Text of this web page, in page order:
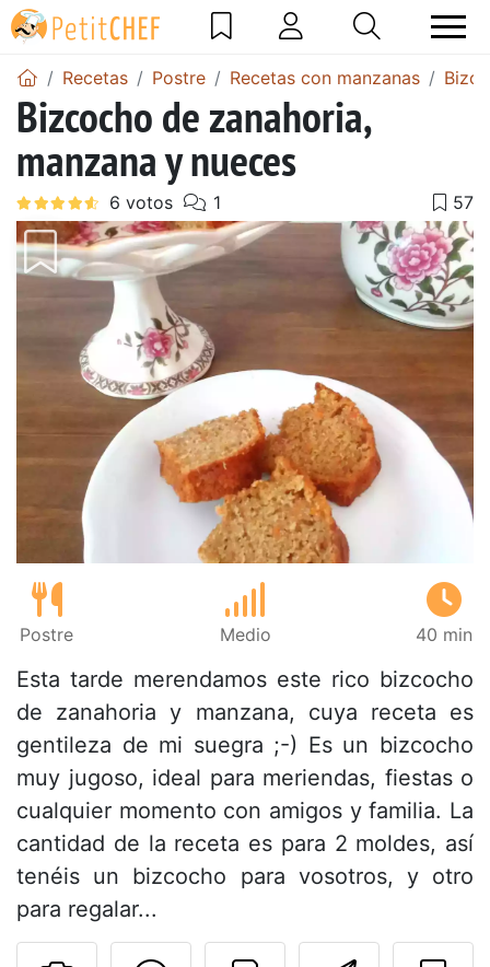
Recetas Postre Recetas con manzanas
Bizcocho de zanahoria,
manzana y nueces
Postre Medio 40 min
Esta tarde merendamos este rico bizcocho
de zanahoria y manzana, cuya receta es
gentileza de mi suegra ;-) Es un bizcocho
muy jugoso, ideal para meriendas, fiestas o
cualquier momento con amigos y familia. La
cantidad de la receta es para 2 moldes, así
tenéis un bizcocho para vosotros, y otro
para regalar...